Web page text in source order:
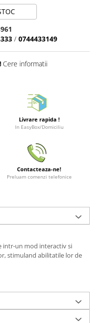
/ 0744433149
Cere informatii
Livrare rapida !
In EasyBox/Domiciliu
Contacteaza-ne!
Preluam comenzi telefonice
intr-un mod interactiv si
stimuland abilitatile lor de